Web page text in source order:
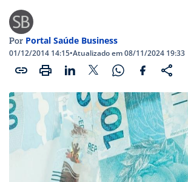
Por Portal Saúde Business
01/12/2014 14:15•Atualizado em 08/11/2024 19:33